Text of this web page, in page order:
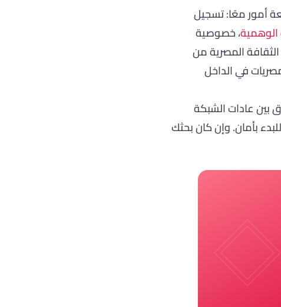
الذي يجمع أربعة أمور معًا: تسجيل
الوهمية، خصوصية
المصرية من
في الداخل
بين عادات الشبكة
بأمان. وإن كان بحثك